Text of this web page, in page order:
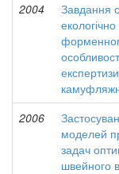
2004
Завдання
2006
моделей
задач
швейного